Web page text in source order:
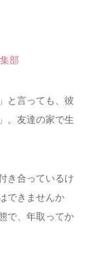
部
と言っても、彼
。友達の家で生
き合っているけ
できませんか
で、年取ってか